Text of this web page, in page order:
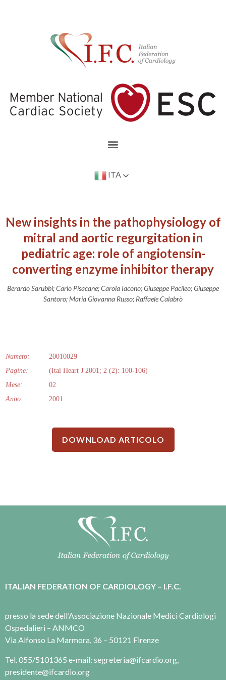
ITA
New insights in the pathophysiology of
mitral and aortic regurgitation in
pediatric age: role of angiotensin-
converting enzyme inhibitor therapy
Berardo Sarubbi; Carlo Pisacane; Carola Iacono; Giuseppe Pacileo; Giuseppe
Santoro; Maria Giovanna Russo; Raffaele Calabrò
Numero:
20010029
Pagine:
(Ital Heart J 2001; 2 (2): 100-106)
Mese:
02
Anno:
2001
DOWNLOAD ARTICOLO
ITALIAN FEDERATION OF CARDIOLOGY – I.F.C.
presso la sede dell’Associazione Nazionale Medici Cardiologi
Ospedalieri – ANMCO
Via Alfonso La Marmora, 36 – 50121 Firenze
Tel. 055/5101365 e-mail: segreteria@ifcardio.org,
presidente@ifcardio.org